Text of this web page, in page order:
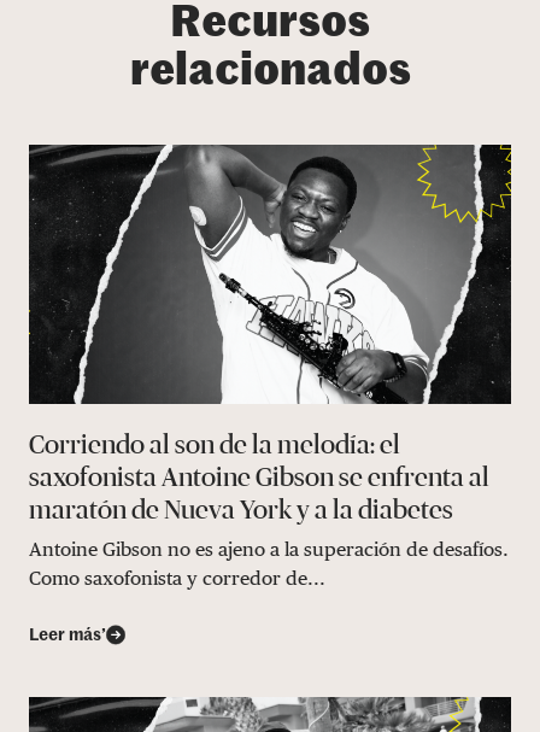
Recursos
relacionados
Corriendo al son de la melodía: el
saxofonista Antoine Gibson se enfrenta al
maratón de Nueva York y a la diabetes
Antoine Gibson no es ajeno a la superación de desafíos.
Como saxofonista y corredor de...
Leer más’